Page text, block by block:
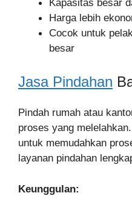
Kapasitas besar
Harga lebih
Cocok untuk
besar
Jasa Pindahan
Pindah rumah atau
proses yang
untuk memudahkan
layanan pindahan
Keunggulan: